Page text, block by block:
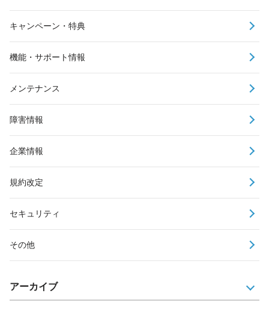
キャンペーン・特典
機能・サポート情報
メンテナンス
障害情報
企業情報
規約改定
セキュリティ
その他
アーカイブ